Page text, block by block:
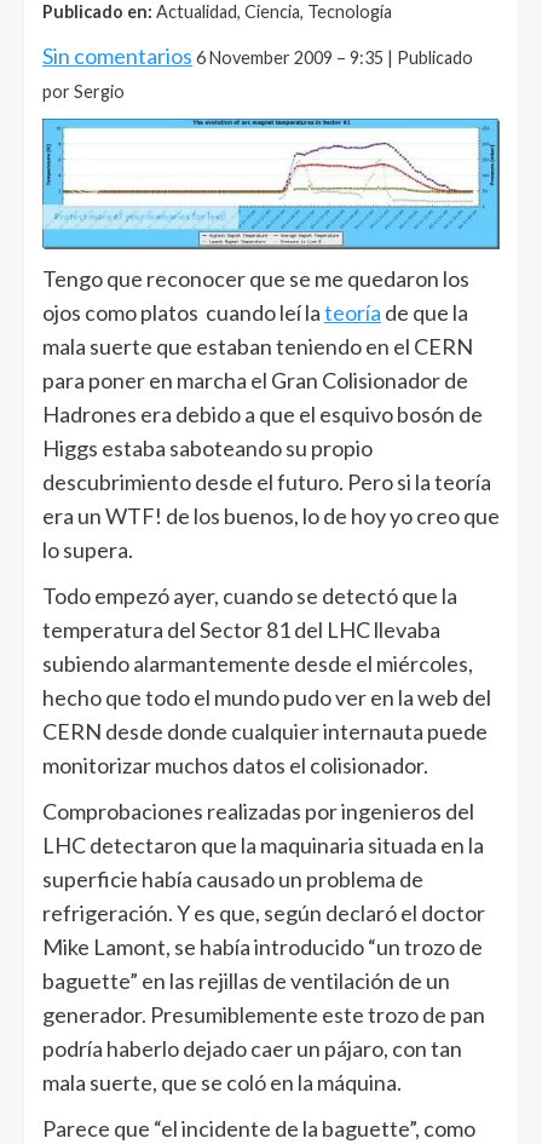
Publicado en: Actualidad, Ciencia, Tecnología
Sin comentarios 6 November 2009 – 9:35 | Publicado
por Sergio
Tengo que reconocer que se me quedaron los
ojos como platos cuando leí lateoría de que la
mala suerte que estaban teniendo en el CERN
para poner en marcha el Gran Colisionador de
Hadrones era debido a que el esquivo bosón de
Higgs estaba saboteando su propio
descubrimiento desde el futuro. Pero si la teoría
era un WTF! de los buenos, lo de hoy yo creo que
lo supera.
Todo empezó ayer, cuando se detectó que la
temperatura del Sector 81 del LHC llevaba
subiendo alarmantemente desde el miércoles,
hecho que todo el mundo pudo ver en la web del
CERN desde donde cualquier internauta puede
monitorizar muchos datos el colisionador.
Comprobaciones realizadas por ingenieros del
LHC detectaron que la maquinaria situada en la
superficie había causado un problema de
refrigeración. Y es que, según declaró el doctor
Mike Lamont, se había introducido “un trozo de
baguette” en las rejillas de ventilación de un
generador. Presumiblemente este trozo de pan
podría haberlo dejado caer un pájaro, con tan
mala suerte, que se coló en la máquina.
Parece que “el incidente de la baguette”, como